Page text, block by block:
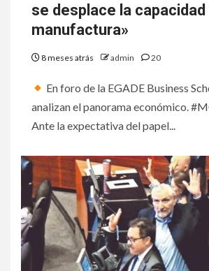
se desplace la capacidad
manufactura»
8 meses atrás admin 20
En foro de la EGADE Business
analizan el panorama económico.
Ante la expectativa del papel...